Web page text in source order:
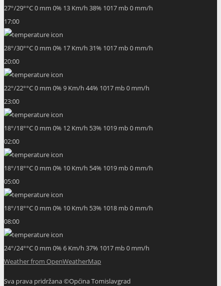
27°/29°°C0 mm 0% 13 Km/h 38% 1017 mb0 mm/h
17:00
28°/30°°C0 mm 0% 17 Km/h 31% 1017 mb0 mm/h
20:00
22°/22°°C0 mm 0% 9 Km/h 44% 1017 mb0 mm/h
23:00
18°/18°°C0 mm 0% 12 Km/h 53% 1019 mb0 mm/h
02:00
18°/18°°C0 mm 0% 10 Km/h 54% 1019 mb0 mm/h
05:00
18°/18°°C0 mm 0% 10 Km/h 53% 1018 mb0 mm/h
08:00
24°/24°°C0 mm 0% 6 Km/h 37% 1017 mb0 mm/h
Weather from OpenWeatherMap
Sva prava pridržana ©Općina Tomislavgrad